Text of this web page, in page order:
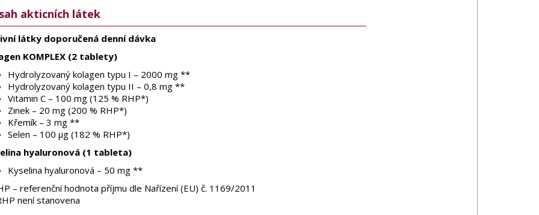
akticních látek
látky doporučená denní dávka
KOMPLEX (2 tablety)
Hydrolyzovaný kolagen typu I – 2000 mg **
Hydrolyzovaný kolagen typu II – 0,8 mg **
Vitamin C – 100 mg (125 % RHP*)
Zinek – 20 mg (200 % RHP*)
Křemík – 3 mg **
Selen – 100 µg (182 % RHP*)
hyaluronová (1 tableta)
Kyselina hyaluronová – 50 mg **
– referenční hodnota příjmu dle Nařízení (EU) č. 1169/2011
není stanovena